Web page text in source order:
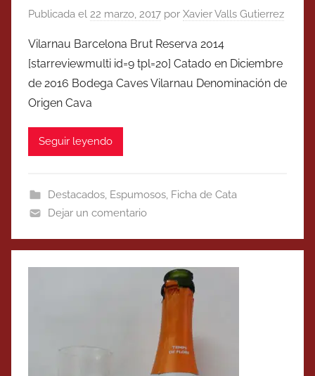
Publicada el 22 marzo, 2017 por Xavier Valls Gutierrez
Vilarnau Barcelona Brut Reserva 2014
[starreviewmulti id=9 tpl=20] Catado en Diciembre
de 2016 Bodega Caves Vilarnau Denominación de
Origen Cava
Seguir leyendo
Destacados, Espumosos, Ficha de Cata
Dejar un comentario